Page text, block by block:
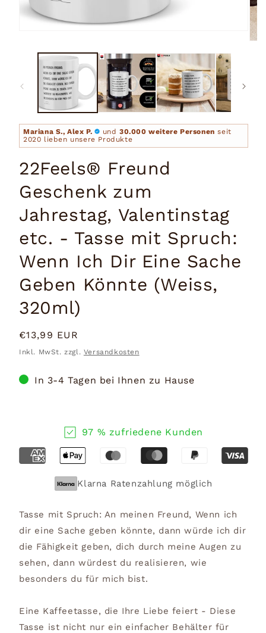
Modal
Mariana S., Alex P. und 30.000 weitere Personen seit
2020 lieben unsere Produkte
22Feels® Freund
Geschenk zum
Jahrestag, Valentinstag
etc. - Tasse mit Spruch:
Wenn Ich Dir Eine Sache
Geben Könnte (Weiss,
320ml)
Normaler
Preis
€13,99 EUR
Inkl. MwSt. zzgl. Versandkosten
In 3-4 Tagen bei Ihnen zu Hause
97 % zufriedene Kunden
Klarna Ratenzahlung möglich
Tasse mit Spruch: An meinen Freund, Wenn ich
dir eine Sache geben könnte, dann würde ich dir
die Fähigkeit geben, dich durch meine Augen zu
sehen, dann würdest du realisieren, wie
besonders du für mich bist.
Eine Kaffeetasse, die Ihre Liebe feiert - Diese
Tasse ist nicht nur ein einfacher Behälter für